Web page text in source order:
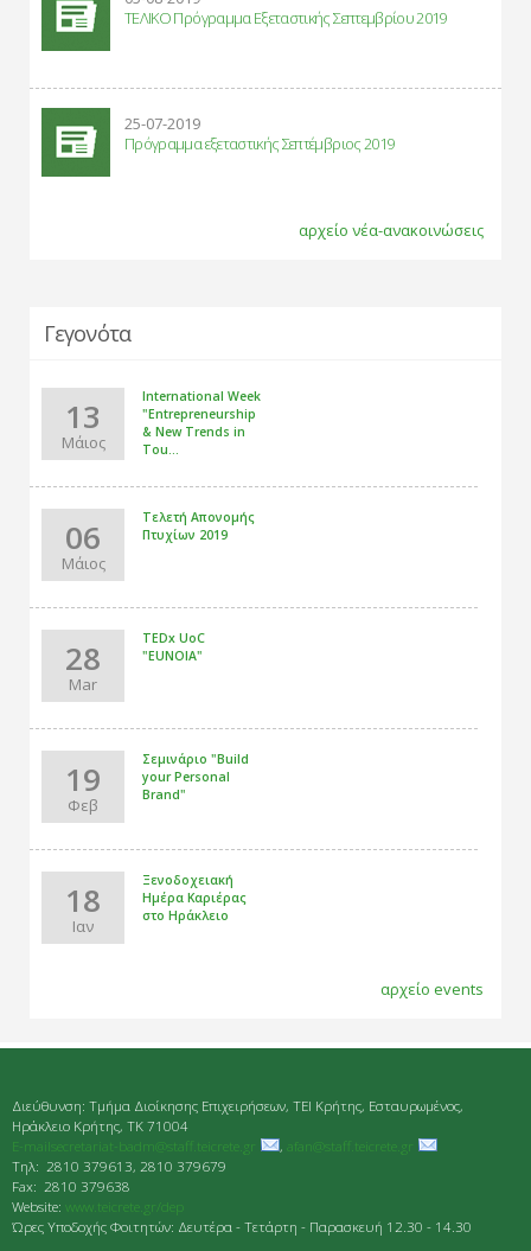
ΤΕΛΙΚΟ Πρόγραμμα Εξεταστικής Σεπτεμβρίου 2019
25-07-2019
Πρόγραμμα εξεταστικής Σεπτέμβριος 2019
αρχείο νέα-ανακοινώσεις
Γεγονότα
13
Μάιος
International Week
"Entrepreneurship
& New Trends in
Tou...
06
Μάιος
Τελετή Απονομής
Πτυχίων 2019
28
Mar
TEDx UoC
"EUNOIA"
19
Φεβ
Σεμινάριο "Βuild
your Personal
Brand"
18
Ιαν
Ξενοδοχειακή
Ημέρα Καριέρας
στο Ηράκλειο
αρχείο events
Διεύθυνση: Τμήμα Διοίκησης Επιχειρήσεων, ΤΕΙ Κρήτης, Εσταυρωμένος,
Ηράκλειο Κρήτης, ΤΚ 71004
E-mailsecretariat-badm@staff.teicrete.gr
, afan@staff.teicrete.gr
Tηλ: 2810 379613, 2810 379679
Fax: 2810 379638
Website: www.teicrete.gr/dep
Ώρες Υποδοχής Φοιτητών: Δευτέρα - Τετάρτη - Παρασκευή 12.30 - 14.30